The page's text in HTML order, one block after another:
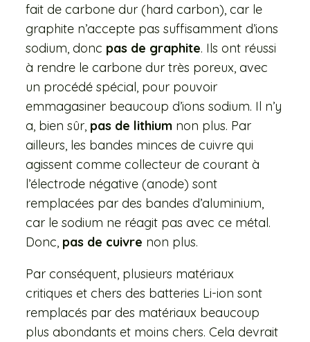
fait de carbone dur (hard carbon), car le
graphite n’accepte pas suffisamment d’ions
sodium, donc pas de graphite. Ils ont réussi
à rendre le carbone dur très poreux, avec
un procédé spécial, pour pouvoir
emmagasiner beaucoup d’ions sodium. Il n’y
a, bien sûr, pas de lithium non plus. Par
ailleurs, les bandes minces de cuivre qui
agissent comme collecteur de courant à
l’électrode négative (anode) sont
remplacées par des bandes d’aluminium,
car le sodium ne réagit pas avec ce métal.
Donc, pas de cuivre non plus.
Par conséquent, plusieurs matériaux
critiques et chers des batteries Li-ion sont
remplacés par des matériaux beaucoup
plus abondants et moins chers. Cela devrait